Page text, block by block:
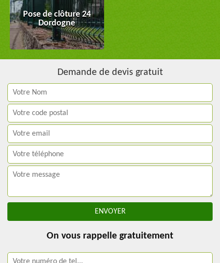
Pose de clôture 24
Dordogne
Demande de devis gratuit
On vous rappelle gratuitement